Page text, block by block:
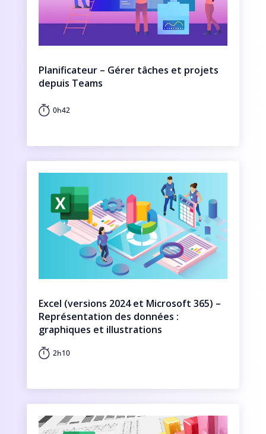
Planificateur – Gérer tâches et projets
depuis Teams
0h42
Excel (versions 2024 et Microsoft 365) –
Représentation des données :
graphiques et illustrations
2h10